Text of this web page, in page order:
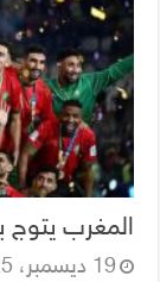
المغرب يتوج
19 ديسمبر، 2025